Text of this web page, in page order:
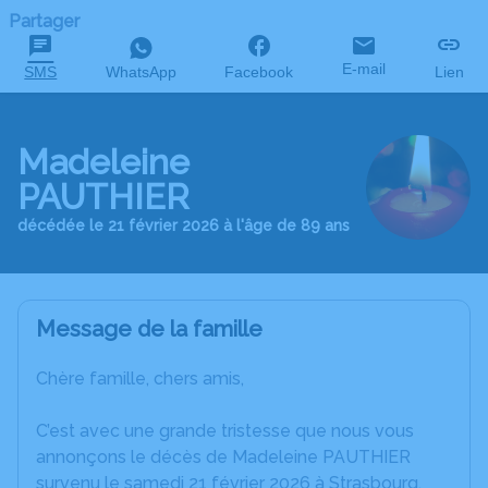
Partager
SMS WhatsApp Facebook E-mail Lien
Madeleine
PAUTHIER
décédée le 21 février 2026 à l'âge de 89 ans
Message de la famille
Chère famille, chers amis,
C’est avec une grande tristesse que nous vous
annonçons le décès de Madeleine PAUTHIER
survenu le samedi 21 février 2026 à Strasbourg.